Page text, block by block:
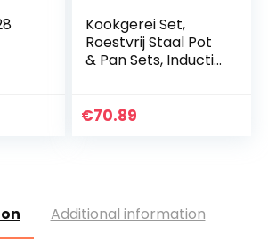
Kookgerei Set,
Roestvrij Staal Pot
& Pan Sets, Inductie
met Glas deksel
€70.89
Additional information